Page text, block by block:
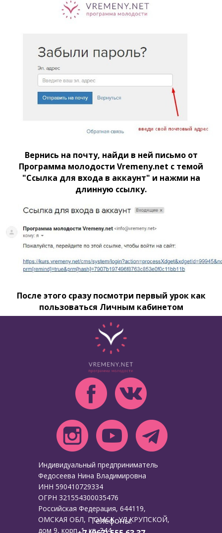
Вернись на почту, найди в ней письмо от
Программа молодости Vremeny.net с темой
"Ссылка для входа в аккаунт" и нажми на
длинную ссылку.
После этого сразу посмотри первый урок как
пользоваться Личным кабинетом
Телефоны:
Индивидуальный предприниматель
Федосеева Нина Владимировна
ИНН 590410729334
ОГРН 321554300035476
Российская Федерация, 644119,
ОМСКАЯ ОБЛ, Г ОМСК, УЛ КРУПСКОЙ,
дом 9, корп. 1, кв. 244